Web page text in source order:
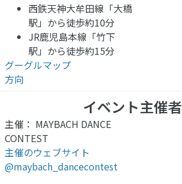
西鉄天神大牟田線「大橋
駅」から徒歩約10分
JR鹿児島本線「竹下
駅」から徒歩約15分
グーグルマップ
方向
イベント主催者
主催： MAYBACH DANCE
CONTEST
主催のウェブサイト
@maybach_dancecontest